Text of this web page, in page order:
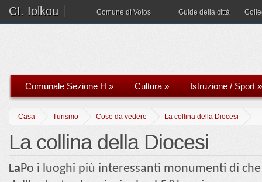
CI. Iolkou Comune di Volos Guide della città
Comunale Sezione H » Cultura» Istruzione / Sport »
Casa Turismo Cose da vedere La collina della Diocesi
La collina della Diocesi
LaPo i luoghi più interessanti monumenti di